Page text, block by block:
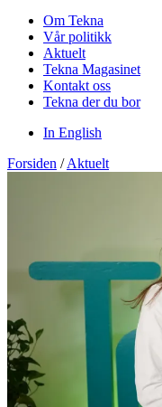
Om Tekna
Vår politikk
Aktuelt
Tekna Magasinet
Kontakt oss
Tekna der du bor
In English
Forsiden / Aktuelt